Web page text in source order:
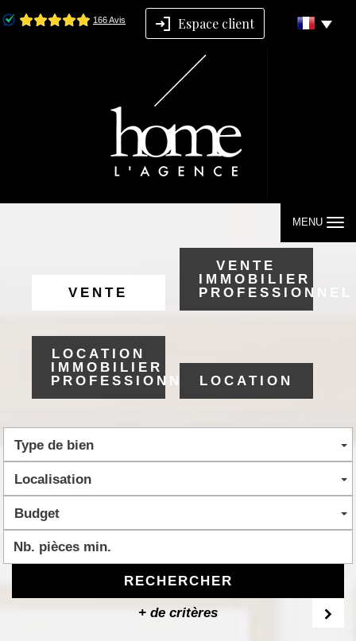
Espace client
MENU
VENTE
VENTE
IMMOBILIER
PROFESSIONNEL
LOCATION
IMMOBILIER
PROFESSIONNELLOCATION
Type de bien
Localisation
Budget
RECHERCHER
+ de critères